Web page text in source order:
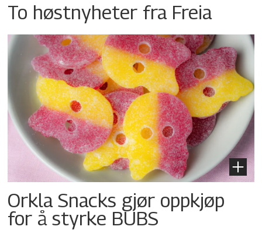
To høstnyheter fra Freia
Orkla Snacks gjør oppkjøp
for å styrke BUBS